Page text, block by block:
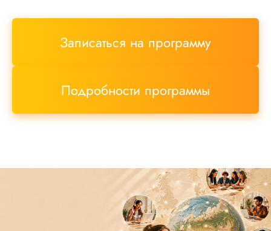
Записаться на программу
Подробности программы